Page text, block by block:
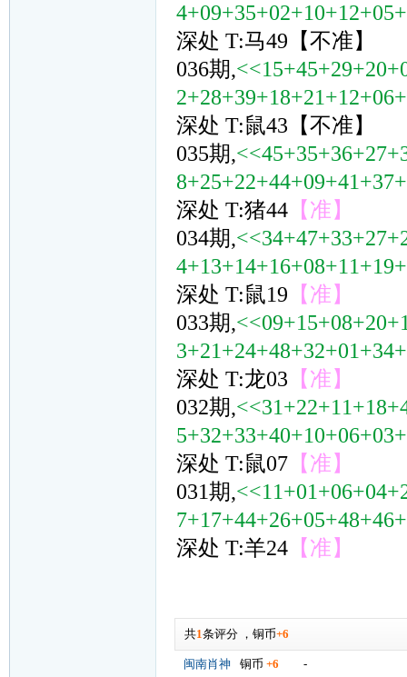
深处 T:马49【不准】
036期,
深处 T:鼠43【不准】
035期,
深处 T:猪44【准】
034期,
深处 T:鼠19 【准】
033期,
深处 T:龙03 【准】
032期,
深处 T:鼠07【准】
031期,
深处 T:羊24【准】
共1条评分， 铜币+6
闽南肖神 铜币 +6 -